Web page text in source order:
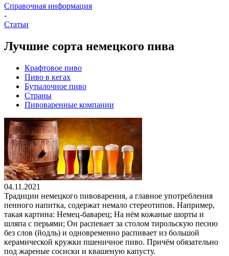
Справочная информация
-
Статьи
Лучшие сорта немецкого пива
Крафтовое пиво
Пиво в кегах
Бутылочное пиво
Страны
Пивоваренные компании
04.11.2021
Традиции немецкого пивоварения, а главное употребления
пенного напитка, содержат немало стереотипов. Например,
такая картина: Немец-баварец; На нём кожаные шорты и
шляпа с перьями; Он распевает за столом тирольскую песню
без слов (йодль) и одновременно распивает из большой
керамической кружки пшеничное пиво. Причём обязательно
под жареные сосиски и квашеную капусту.